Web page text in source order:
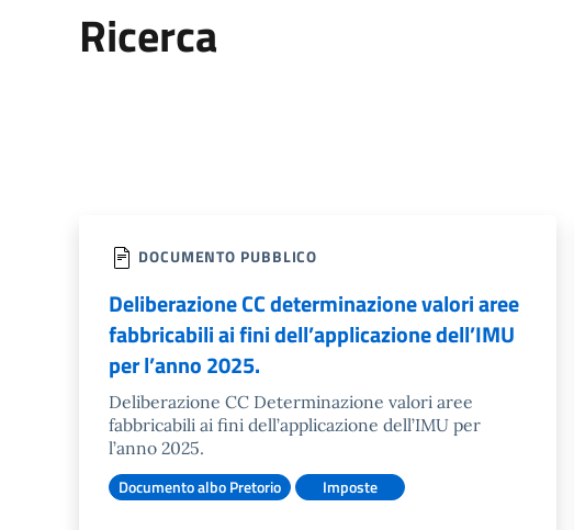
Ricerca
DOCUMENTO PUBBLICO
Deliberazione CC determinazione valori aree
fabbricabili ai fini dell’applicazione dell’IMU
per l’anno 2025.
Deliberazione CC Determinazione valori aree
fabbricabili ai fini dell’applicazione dell’IMU per
l’anno 2025.
Documento albo Pretorio Imposte